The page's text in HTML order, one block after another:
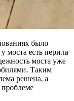
было
моста есть перила
моста уже
Таким
решена, а